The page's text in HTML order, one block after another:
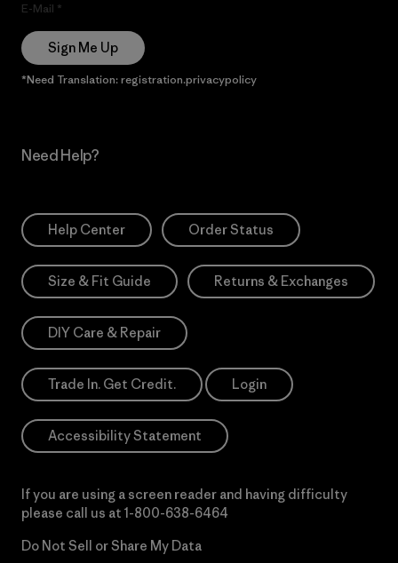
E-Mail
Sign Me Up
*Need Translation: registration.privacypolicy
Need Help?
Help Center Order Status
Size & Fit Guide Returns & Exchanges
DIY Care & Repair
Trade In. Get Credit. Login
Accessibility Statement
If you are using a screen reader and having difficulty
please call us at 1-800-638-6464
Do Not Sell or Share My Data